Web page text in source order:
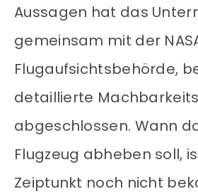
Aussagen hat das
gemeinsam mit der
Flugaufsichtsbehörde,
detaillierte
abgeschlossen. Wann
Flugzeug abheben soll,
Zeiptunkt noch nicht